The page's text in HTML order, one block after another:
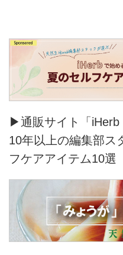
▶通販サイト「iHerb
10年以上の編集部ス
フケアアイテム10選